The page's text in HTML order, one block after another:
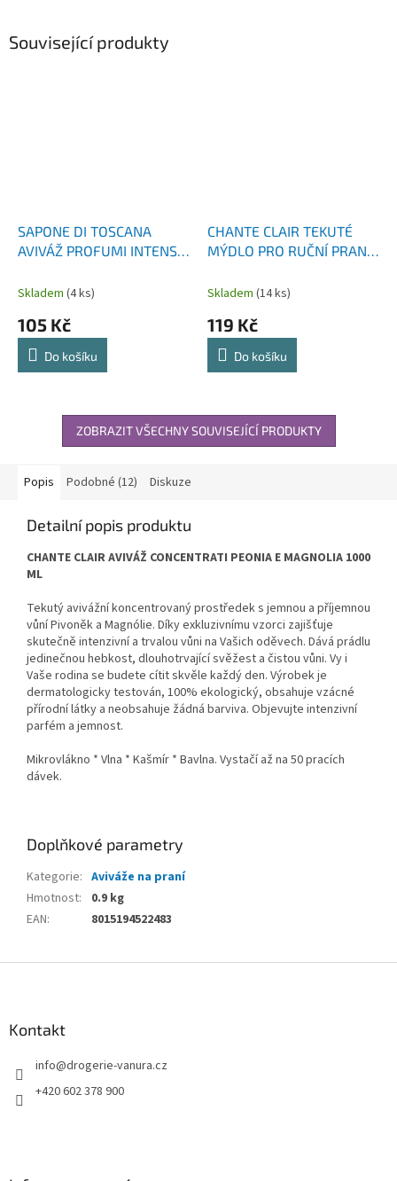
Související produkty
SAPONE DI TOSCANA
AVIVÁŽ PROFUMI INTENSO
Skladem (4 ks)
105 Kč
Do košíku
CHANTE CLAIR TEKUTÉ
MÝDLO PRO RUČNÍ PRANÍ
Skladem (14 ks)
119 Kč
Do košíku
ZOBRAZIT VŠECHNY SOUVISEJÍCÍ PRODUKTY
Popis Podobné (12) Diskuze
Detailní popis produktu
CHANTE CLAIR AVIVÁŽ CONCENTRATI PEONIA E MAGNOLIA 1000
ML
Tekutý avivážní koncentrovaný prostředek s jemnou a příjemnou
vůní Pivoněk a Magnólie. Díky exkluzivnímu vzorci zajišťuje
skutečně intenzivní a trvalou vůni na Vašich oděvech. Dává prádlu
jedinečnou hebkost, dlouhotrvající svěžest a čistou vůni. Vy i
Vaše rodina se budete cítit skvěle každý den. Výrobek je
dermatologicky testován, 100% ekologický, obsahuje vzácné
přírodní látky a neobsahuje žádná barviva. Objevujte intenzivní
parfém a jemnost.
Mikrovlákno * Vlna * Kašmír * Bavlna. Vystačí až na 50 pracích
dávek.
Doplňkové parametry
Kategorie: Aviváže na praní
Hmotnost:
0.9 kg
EAN: 8015194522483
Kontakt
info@drogerie-vanura.cz
+420 602 378 900